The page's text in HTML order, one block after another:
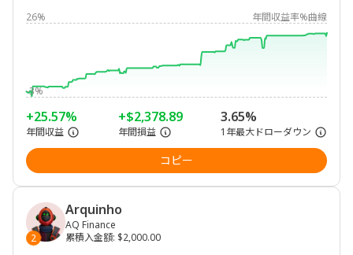
26%
年間収益率%曲線
-3%
+25.57%
年間収益
+$2,378.89
年間損益
3.65%
1年最大ドローダウン
コピー
2
Arquinho
AQ Finance
累積入金額: $2,000.00